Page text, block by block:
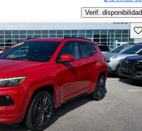
Verif. disponibilidad